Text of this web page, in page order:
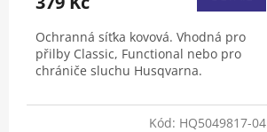
Ochranná síťka kovová. Vhodná pro
přilby Classic, Functional nebo pro
chrániče sluchu Husqvarna.
Kód: HQ5049817-04